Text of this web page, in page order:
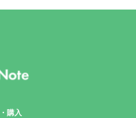
購入